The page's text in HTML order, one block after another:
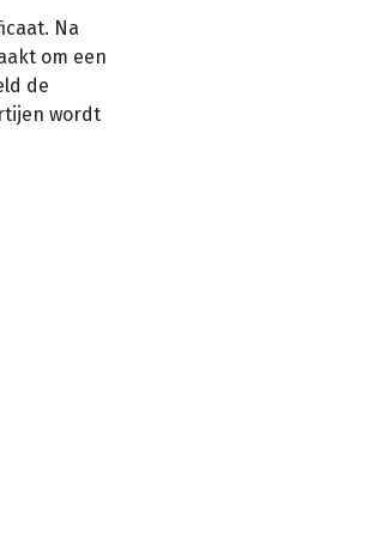
Na
om een
de
wordt